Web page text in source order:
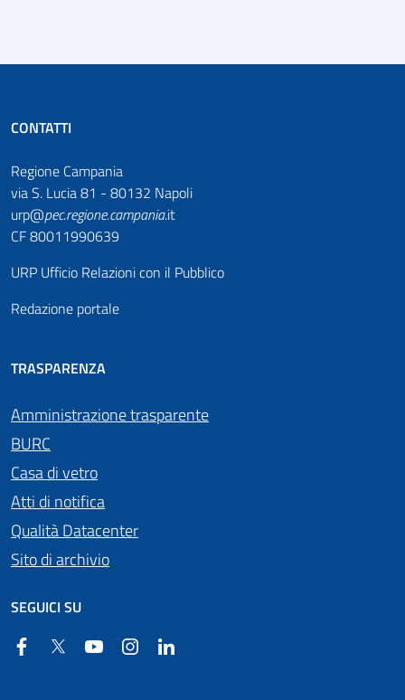
CONTATTI
Regione Campania
via S. Lucia 81 - 80132 Napoli
urp@pec.regione.campania.it
CF 80011990639
URP Ufficio Relazioni con il Pubblico
Redazione portale
TRASPARENZA
Amministrazione trasparente
BURC
Casa di vetro
Atti di notifica
Qualità Datacenter
Sito di archivio
SEGUICI SU
FacebookTwitter YouTube Instagram